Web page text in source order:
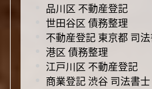
品川区 不動産登記
世田谷区 債務整理
不動産登記 東京都 司
港区 債務整理
江戸川区 不動産登記
商業登記 渋谷 司法書